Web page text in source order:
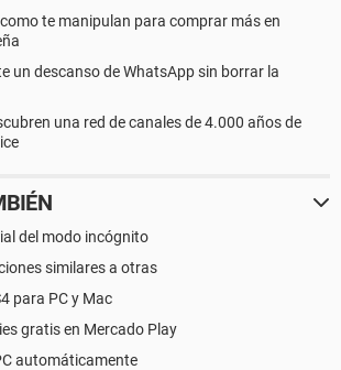
como te manipulan para comprar más en
un descanso de WhatsApp sin borrar la
una red de canales de 4.000 años de
del modo incógnito
similares a otras
para PC y Mac
gratis en Mercado Play
automáticamente